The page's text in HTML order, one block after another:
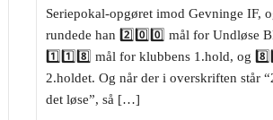
Seriepokal-opgøret imod Gevninge IF,
rundede han 2️⃣0️⃣0️⃣ mål for Undløse
1️⃣1️⃣8️⃣ mål for klubbens 1.hold, og
2.holdet. Og når der i overskriften står
det løse”, så […]